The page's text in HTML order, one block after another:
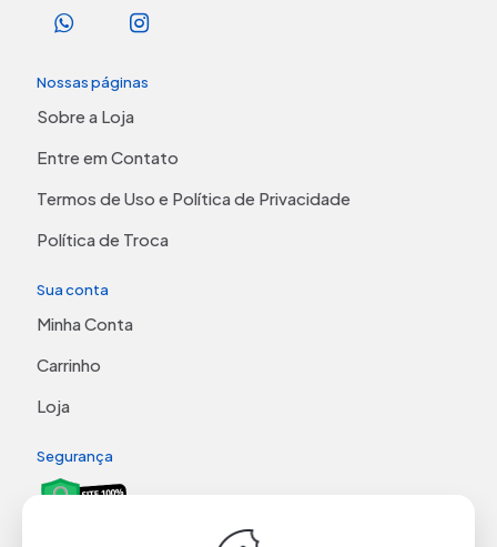
Nossas páginas
Sobre a Loja
Entre em Contato
Termos de Uso e Política de Privacidade
Política de Troca
Sua conta
Minha Conta
Carrinho
Loja
Segurança